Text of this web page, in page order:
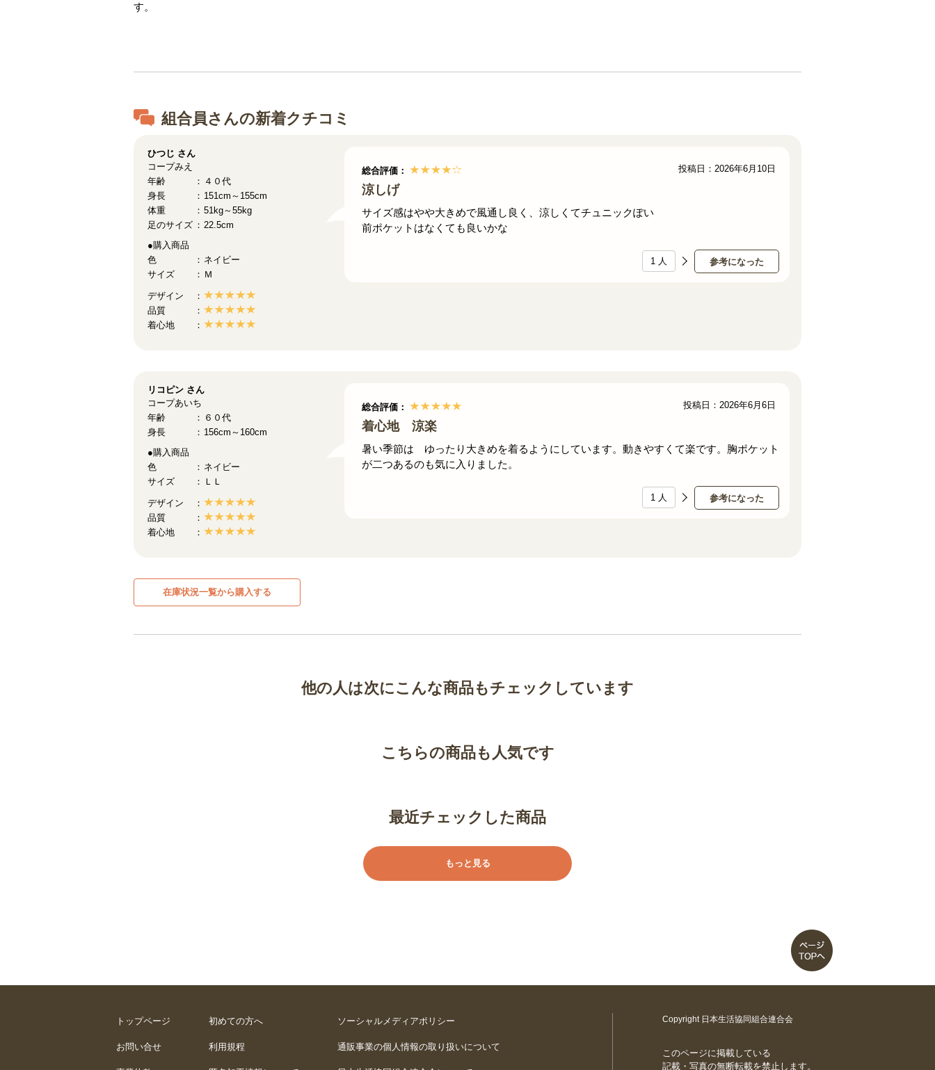
す。
組合員さんの新着クチコミ
総合評価：
涼しげ
サイズ感はやや大きめで風通し良く、涼しくてチュニックぽい
前ポケットはなくても良いかな
参考になった
1 人
投稿日：2026年6月10日
ひつじ さん
コープみえ
年齢
４０代
身長
151cm～155cm
体重
51kg～55kg
足のサイズ
22.5cm
●購入商品
色
ネイビー
サイズ
Ｍ
デザイン
品質
着心地
総合評価：
着心地 涼楽
暑い季節は ゆったり大きめを着るようにしています。動きやすくて楽です。胸ポケット
が二つあるのも気に入りました。
参考になった
1 人
投稿日：2026年6月6日
リコピン さん
コープあいち
年齢
６０代
身長
156cm～160cm
●購入商品
色
ネイビー
サイズ
ＬＬ
デザイン
品質
着心地
在庫状況一覧から購入する
他の人は次にこんな商品もチェックしています
こちらの商品も人気です
最近チェックした商品
もっと見る
トップページ
お問い合せ
初めての方へ
利用規程
ソーシャルメディアポリシー
通販事業の個人情報の取り扱いについて
Copyright 日本生活協同組合連合会
このページに掲載している
記載・写真の無断転載を禁止します。